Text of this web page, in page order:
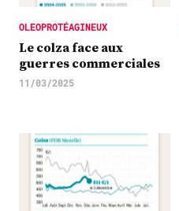
OLEOPROTÉAGINEUX
Le colza face aux
guerres commerciales
11/03/2025